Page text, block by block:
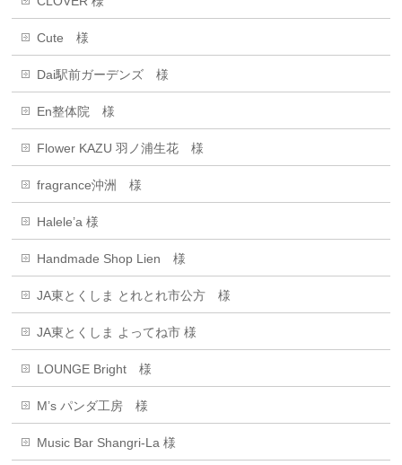
Cute 様
Dai駅前ガーデンズ 様
En整体院 様
Flower KAZU 羽ノ浦生花 様
fragrance沖洲 様
Halele’a 様
Handmade Shop Lien 様
JA東とくしま とれとれ市公方 様
JA東とくしま よってね市 様
LOUNGE Bright 様
M’s パンダ工房 様
Music Bar Shangri-La 様